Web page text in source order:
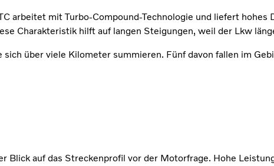
arbeitet mit Turbo-Compound-Technologie und liefert hohes
Charakteristik hilft auf langen Steigungen, weil der Lkw
über viele Kilometer summieren. Fünf davon fallen im
Blick auf das Streckenprofil vor der Motorfrage. Hohe